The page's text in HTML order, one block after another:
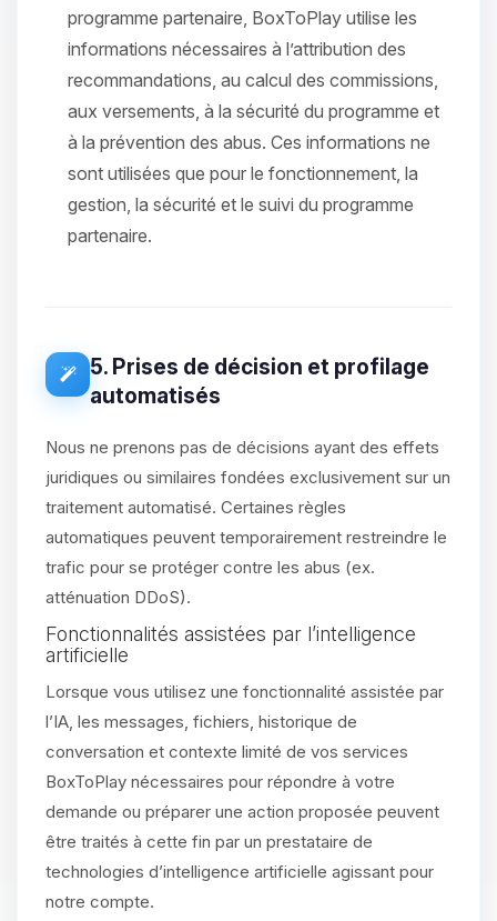
programme partenaire, BoxToPlay utilise les
informations nécessaires à l’attribution des
recommandations, au calcul des commissions,
aux versements, à la sécurité du programme et
à la prévention des abus. Ces informations ne
sont utilisées que pour le fonctionnement, la
gestion, la sécurité et le suivi du programme
partenaire.
5. Prises de décision et profilage
automatisés
Nous ne prenons pas de décisions ayant des effets
juridiques ou similaires fondées exclusivement sur un
traitement automatisé. Certaines règles
automatiques peuvent temporairement restreindre le
trafic pour se protéger contre les abus (ex.
atténuation DDoS).
Fonctionnalités assistées par l’intelligence
artificielle
Lorsque vous utilisez une fonctionnalité assistée par
l’IA, les messages, fichiers, historique de
conversation et contexte limité de vos services
BoxToPlay nécessaires pour répondre à votre
demande ou préparer une action proposée peuvent
être traités à cette fin par un prestataire de
technologies d’intelligence artificielle agissant pour
notre compte.